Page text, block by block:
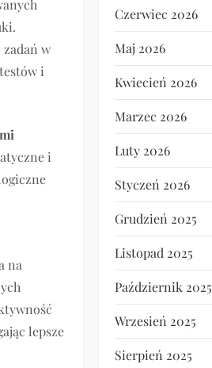
w
i
i
na
lepsze
Czerwiec 2026
Maj 2026
Kwiecień 2026
Marzec 2026
Luty 2026
Styczeń 2026
Grudzień 2025
Listopad 2025
Październik 2025
Wrzesień 2025
Sierpień 2025